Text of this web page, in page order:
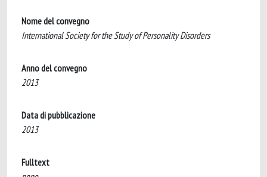
Nome del convegno
International Society for the Study of Personality Disorders
Anno del convegno
2013
Data di pubblicazione
2013
Fulltext